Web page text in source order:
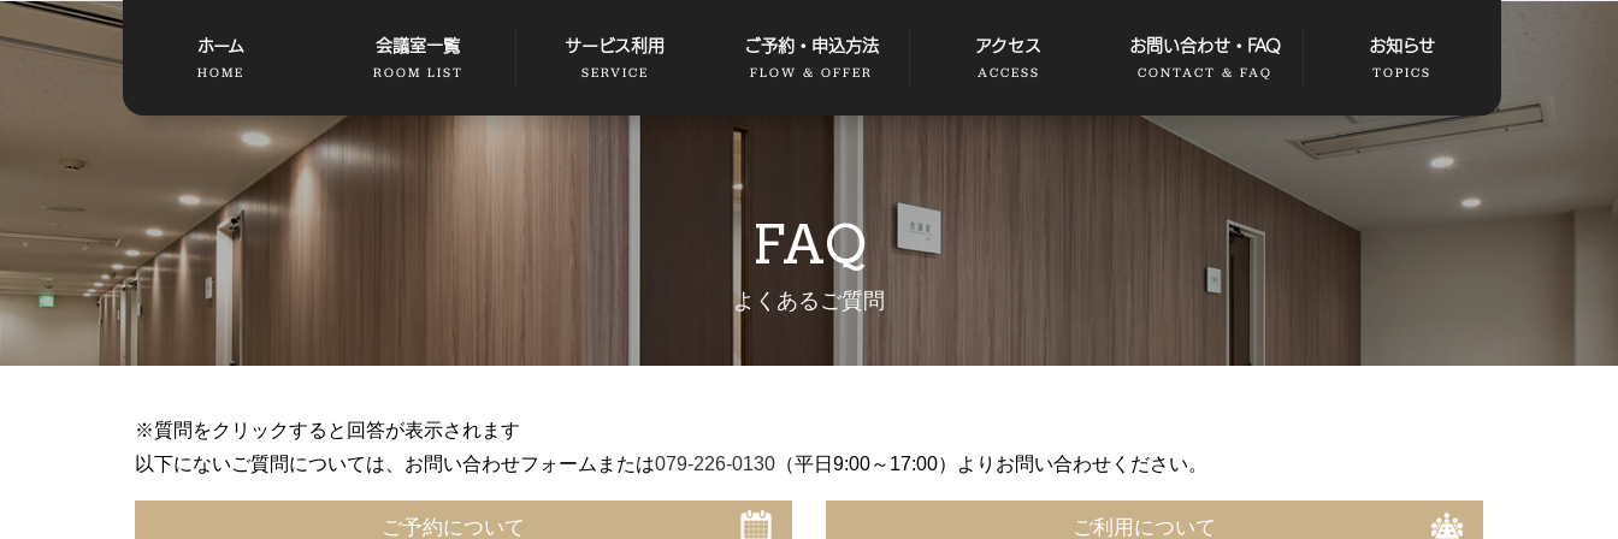
ホーム
HOME
会議室一覧
ROOM LIST
サービス利用
SERVICE
ご予約・申込方法
FLOW & OFFER
アクセス
ACCESS
お問い合わせ・FAQ
CONTACT & FAQ
お知らせ
TOPICS
FAQ
よくあるご質問
※質問をクリックすると回答が表示されます
以下にないご質問については、お問い合わせフォームまたは079-226-0130 （平日9:00～17:00）よりお問い合わせください。
ご予約について ご利用について